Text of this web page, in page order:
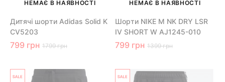
НЕМАЄ В НАЯВНОСТІ
Дитячі шорти Adidas Solid K
CV5203
799 грн 1799 грн
НЕМАЄ В НАЯВНОСТІ
Шорти NIKE M NK DRY LSR
IV SHORT W AJ1245-010
799 грн 1399 грн